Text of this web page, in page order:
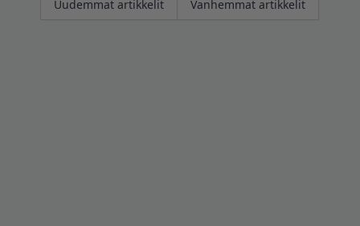
Uudemmat artikkelit Vanhemmat artikkelit